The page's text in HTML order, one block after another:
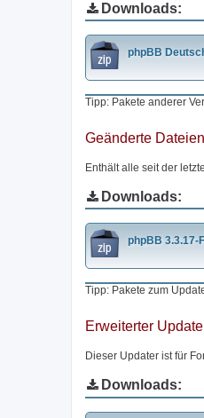
Downloads:
phpBB
Tipp: Pakete anderer
Geänderte Dateien
Enthält alle seit der
Downloads:
phpBB 3.3.17-
Tipp: Pakete zum
Erweiterter
Dieser Updater ist für
Downloads: